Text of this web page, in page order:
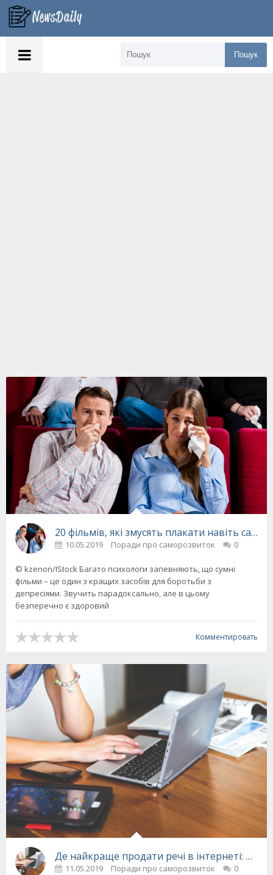
Пошук
20 фільмів, які змусять плакати навіть
10.05.2019 Поради про саморозвиток 0
© kzenon/IStock Багато психологи запевняють, що сумні
фільми – це один з кращих засобів для боротьби з
депресіями. Звучить парадоксально, але в цьому
безперечно є здоровий
Комментировать
Де найкраще продати речі в інтернеті:
11.05.2019 Поради про саморозвиток 0